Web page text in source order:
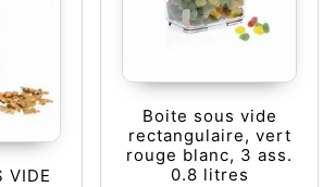
VIDE
Boite sous vide
rectangulaire, vert
rouge blanc, 3 ass.
0.8 litres